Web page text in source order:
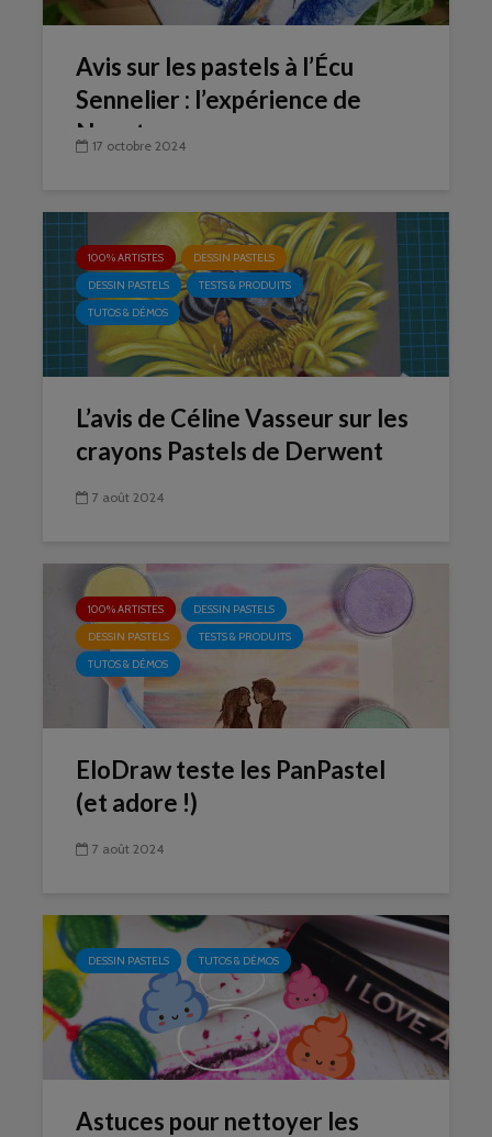
Avis sur les pastels à l’Écu
Sennelier : l’expérience de
Neyptune
17 octobre 2024
100% ARTISTES
DESSIN PASTELS
DESSIN PASTELS
TESTS & PRODUITS
TUTOS & DÉMOS
L’avis de Céline Vasseur sur les
crayons Pastels de Derwent
7 août 2024
100% ARTISTES
DESSIN PASTELS
DESSIN PASTELS
TESTS & PRODUITS
TUTOS & DÉMOS
EloDraw teste les PanPastel
(et adore !)
7 août 2024
DESSIN PASTELS TUTOS & DÉMOS
Astuces pour nettoyer les